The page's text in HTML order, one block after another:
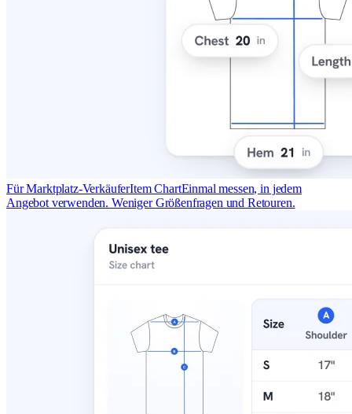
Für Marktplatz-VerkäuferItem ChartEinmal messen, in jedem
Angebot verwenden. Weniger Größenfragen und Retouren.